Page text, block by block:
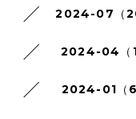
2024-07（
2024-04（1
2024-01（6